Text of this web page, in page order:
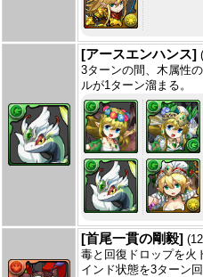
[アースエンハンス]
3ターンの間、木属性
ルが1ターン溜まる。
[首尾一貫の剛毅]
毒と回復ドロップを火
インド状態を3ターン回